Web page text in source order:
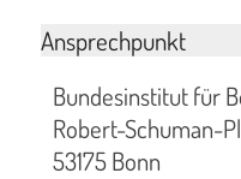
Ansprechpunkt
Bundesinstitut für
Robert-Schuman-
53175 Bonn